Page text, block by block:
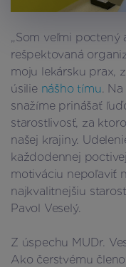
„Som veľmi
rešpektovaná
moju lekársku prax,
úsilie nášho tímu .
snažíme prinášať
starostlivosť, za
našej krajiny.
každodennej
motiváciu nepoľaviť
najkvalitnejšiu
Pavol Veselý.
Z úspechu MUDr.
Ako čerstvému